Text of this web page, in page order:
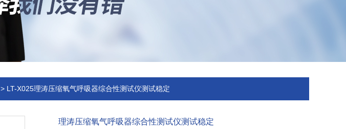
> LT-X025理涛压缩氧气呼吸器综合性测试仪测试稳定
理涛压缩氧气呼吸器综合性测试仪测试稳定